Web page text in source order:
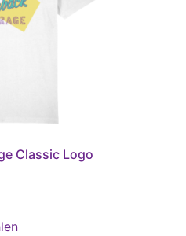
Classic Logo